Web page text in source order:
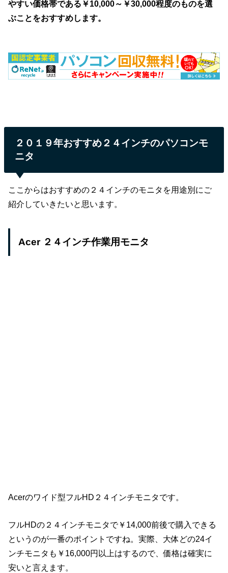
やすい価格帯である￥10,000～￥30,000程度のものを選
ぶことをおすすめします。
２０１９年おすすめ２４インチのパソコンモ
ニタ
ここからはおすすめの２４インチのモニタを用途別にご
紹介していきたいと思います。
Acer ２４インチ作業用モニタ
Acerのワイド型フルHD２４インチモニタです。
フルHDの２４インチモニタで￥14,000前後で購入できる
というのが一番のポイントですね。実際、大体どの24イ
ンチモニタも￥16,000円以上はするので、価格は確実に
安いと言えます。